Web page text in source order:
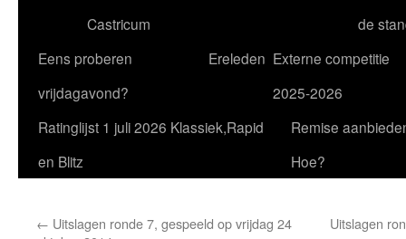
Castricum
de
Eens proberen
vrijdagavond?
Ereleden Externe competitie
2025-2026
Ratinglijst 1 juli 2026 Klassiek,Rapid
en Blitz
Remise
Hoe?
← Uitslagen ronde 7, gespeeld op vrijdag 24
Uitslagen